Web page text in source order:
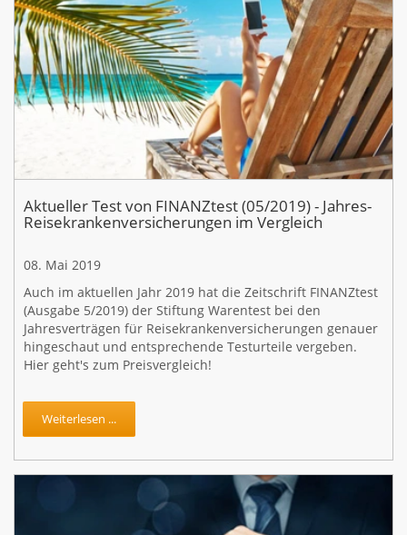
Aktueller Test von FINANZtest (05/2019) - Jahres-
Reisekrankenversicherungen im Vergleich
08. Mai 2019
Auch im aktuellen Jahr 2019 hat die Zeitschrift FINANZtest
(Ausgabe 5/2019) der Stiftung Warentest bei den
Jahresverträgen für Reisekrankenversicherungen genauer
hingeschaut und entsprechende Testurteile vergeben.
Hier geht's zum Preisvergleich!
Weiterlesen ...